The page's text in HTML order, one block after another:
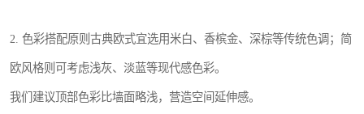
2. 色彩搭配原则古典欧式宜选用米白、香槟金、深棕等传统色调；简
欧风格则可考虑浅灰、淡蓝等现代感色彩。
我们建议顶部色彩比墙面略浅，营造空间延伸感。